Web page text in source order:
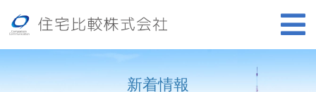
新着情報